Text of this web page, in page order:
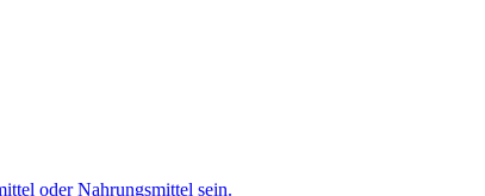
oder Nahrungsmittel sein.